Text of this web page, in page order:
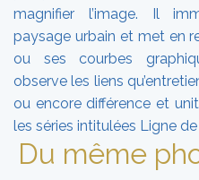
magnifier l’image. Il
paysage urbain et met en
ou ses courbes
observe les liens
ou encore différence et
les séries intitulées Ligne de
Du même